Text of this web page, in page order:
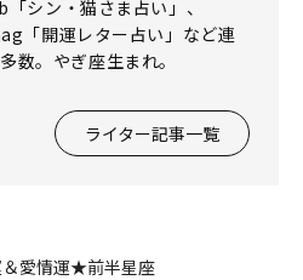
シン・猫さま占い」、
「開運レター占い」など連
数。やぎ座生まれ。
ライター記事一覧
＆愛情運★前半星座